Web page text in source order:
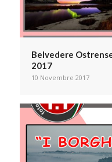
Belvedere
2017
10 Novembre 2017